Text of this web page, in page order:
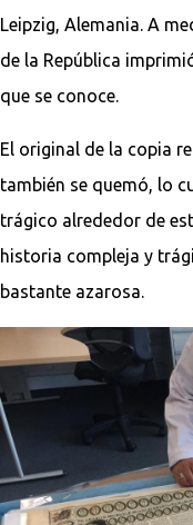
Leipzig, Alemania. A
de la República
que se conoce.
El original de la copia
también se quemó, lo
trágico alrededor de
historia compleja y
bastante azarosa.